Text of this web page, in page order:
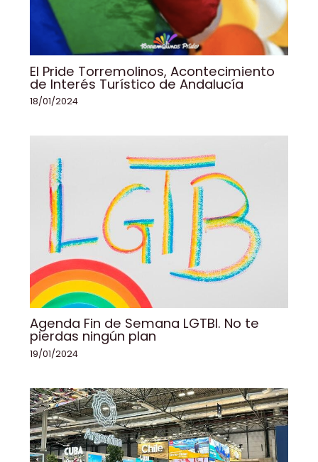
El Pride Torremolinos, Acontecimiento
de Interés Turístico de Andalucía
18/01/2024
Agenda Fin de Semana LGTBI. No te
pierdas ningún plan
19/01/2024